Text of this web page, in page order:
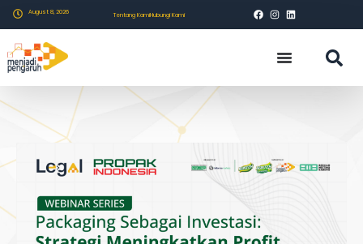
August 8, 2026 Tentang KamiHubungi Kami